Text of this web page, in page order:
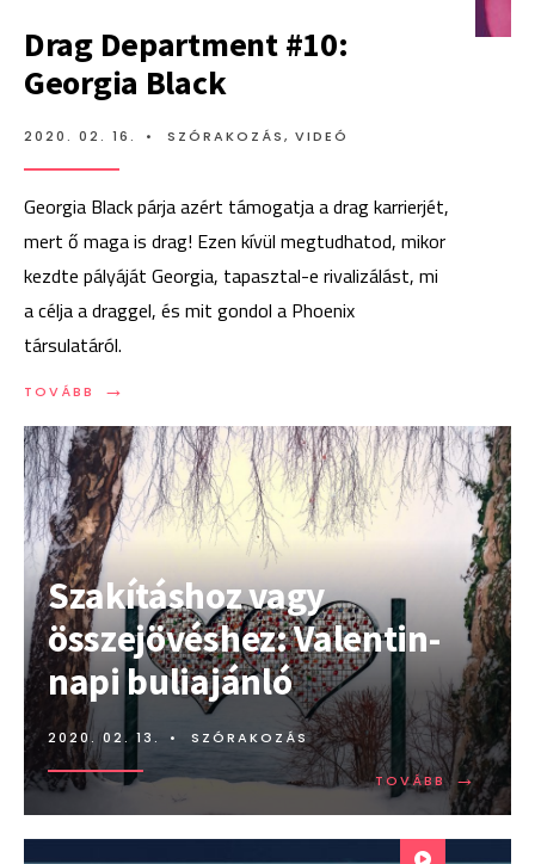
Drag Department #10:
Georgia Black
2020. 02. 16. • SZÓRAKOZÁS, VIDEÓ
Georgia Black párja azért támogatja a drag karrierjét,
mert ő maga is drag! Ezen kívül megtudhatod, mikor
kezdte pályáját Georgia, tapasztal-e rivalizálást, mi
a célja a draggel, és mit gondol a Phoenix
társulatáról.
TOVÁBB →
TOVÁBB:
DEPARTMENT
#10:
GEORGIA
BLACK
Szakításhoz vagy
összejövéshez: Valentin-
napi buliajánló
2020. 02. 13. • SZÓRAKOZÁS
TOVÁBB →
TOVÁBB: